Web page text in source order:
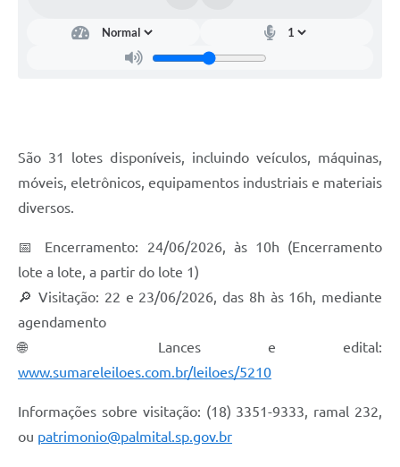
São 31 lotes disponíveis, incluindo veículos, máquinas,
móveis, eletrônicos, equipamentos industriais e materiais
diversos.
📅 Encerramento: 24/06/2026, às 10h (Encerramento
lote a lote, a partir do lote 1)
🔎 Visitação: 22 e 23/06/2026, das 8h às 16h, mediante
agendamento
🌐 Lances e edital:
www.sumareleiloes.com.br/leiloes/5210
Informações sobre visitação: (18) 3351-9333, ramal 232,
ou patrimonio@palmital.sp.gov.br